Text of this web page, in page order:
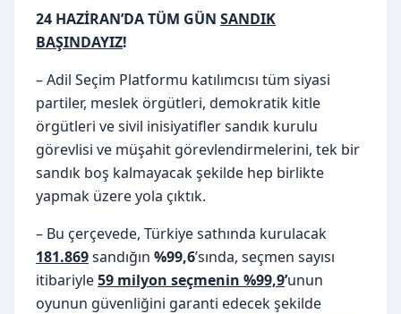
24 HAZİRAN’DA TÜM GÜN SANDIK
BAŞINDAYIZ!
– Adil Seçim Platformu katılımcısı tüm siyasi
partiler, meslek örgütleri, demokratik kitle
örgütleri ve sivil inisiyatifler sandık kurulu
görevlisi ve müşahit görevlendirmelerini, tek bir
sandık boş kalmayacak şekilde hep birlikte
yapmak üzere yola çıktık.
– Bu çerçevede, Türkiye sathında kurulacak
181.869sandığın %99,6’sında, seçmen sayısı
itibariyle59 milyon seçmenin %99,9’unun
oyunun güvenliğini garanti edecek şekilde